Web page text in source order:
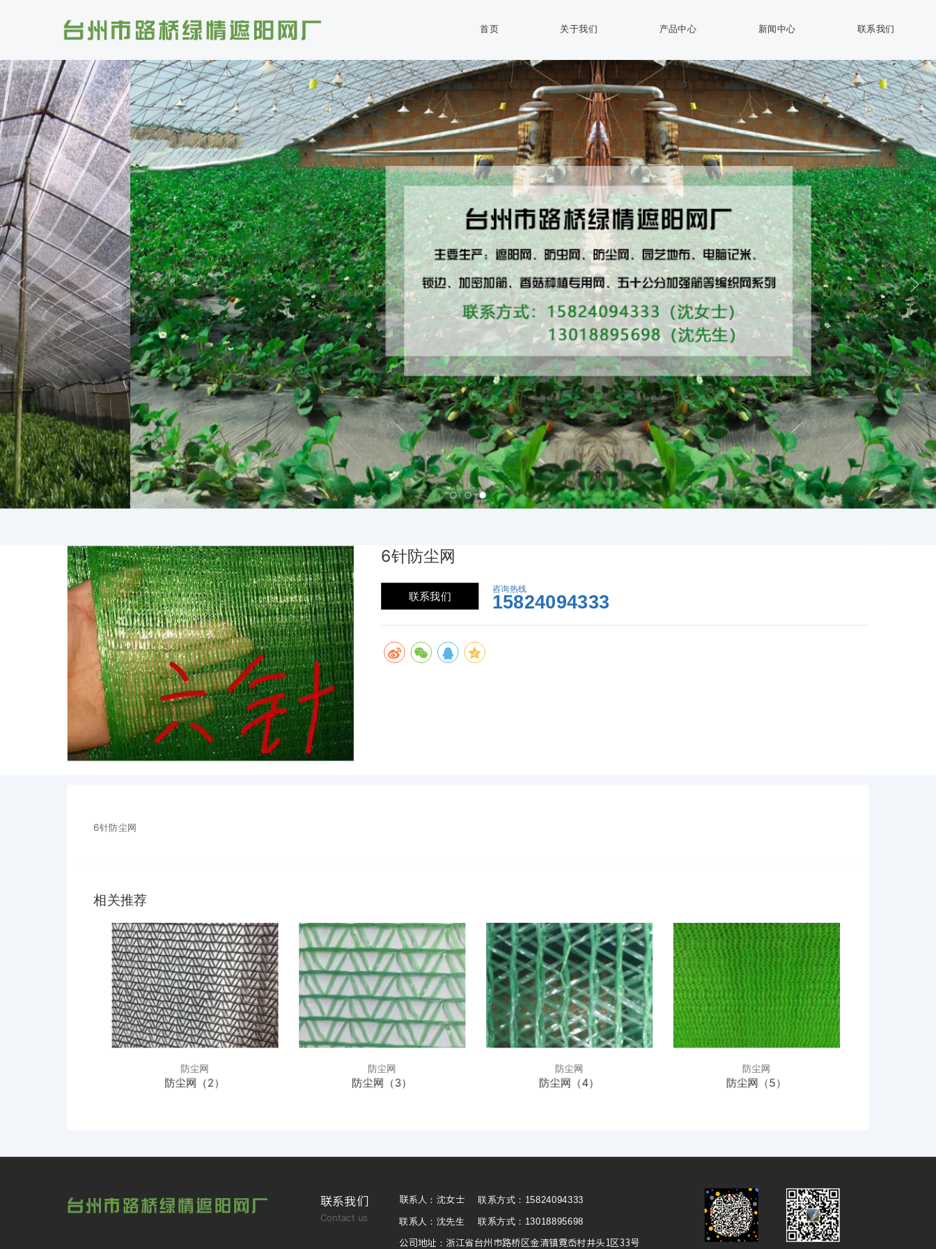
首页 关于我们 产品中心 新闻中心 联系我们
6针防尘网
联系我们
咨询热线
15824094333
6针防尘网
相关推荐
防尘网
防尘网（2）
防尘网
防尘网（3）
防尘网
防尘网（4）
防尘网
防尘网（5）
联系我们 联系人：沈女士
联系方式：15824094333
联系人：沈先生联系方式：13018895698
公司地址：浙江省台州市路桥区金清镇霓岙村井头1区33号
Contact us